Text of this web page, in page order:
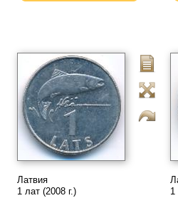
Латвия
1 лат (2008 г.)
1